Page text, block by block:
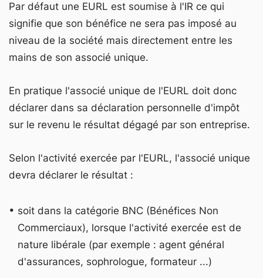
Par défaut une EURL est soumise à l'IR ce qui
signifie que son bénéfice ne sera pas imposé au
niveau de la société mais directement entre les
mains de son associé unique.
En pratique l'associé unique de l'EURL doit donc
déclarer dans sa déclaration personnelle d'impôt
sur le revenu le résultat dégagé par son entreprise.
Selon l'activité exercée par l'EURL, l'associé unique
devra déclarer le résultat :
soit dans la catégorie BNC (Bénéfices Non
Commerciaux), lorsque l'activité exercée est de
nature libérale (par exemple : agent général
d'assurances, sophrologue, formateur ...)